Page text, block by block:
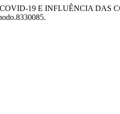
19 E INFLUÊNCIA DAS